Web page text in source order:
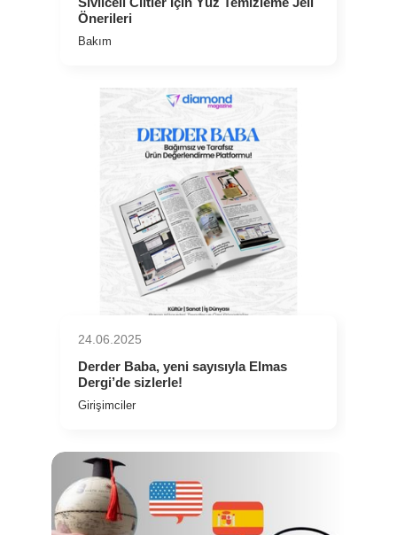
Önerileri
Bakım
24.06.2025
Derder Baba, yeni sayısıyla Elmas
Dergi’de sizlerle!
Girişimciler